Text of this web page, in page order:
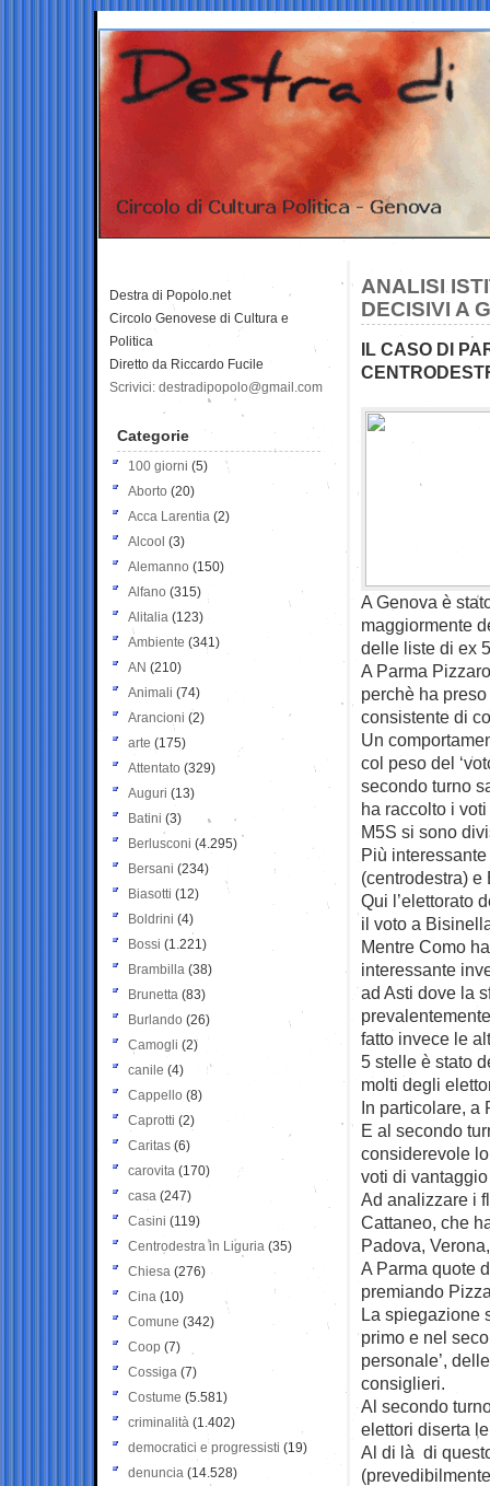
ANALISI
DECISIVI A
IL CASO DI
A Genova è
maggiormente
delle liste di ex
A Parma
perchè ha
consistente di
Un
col peso del
secondo turno
ha raccolto i
M5S si sono
Più
(centrodestra)
Qui l’elettorato
il voto a
Mentre Como
interessante
ad Asti dove la
fatto invece le
5 stelle è stato
molti degli
In particolare, a
E al secondo
considerevole
voti di
Ad analizzare i
Cattaneo, che
Padova,
A Parma quote
premiando
La spiegazione
primo e nel
personale’,
consiglieri.
Al secondo
elettori diserta
Al di là di
Destra di Popolo.net
Circolo Genovese di Cultura e
Politica
Diretto da Riccardo Fucile
Scrivici: destradipopolo@gmail.com
Categorie
100 giorni (5)
Aborto (20)
Acca Larentia (2)
Alcool (3)
Alemanno (150)
Alfano (315)
Alitalia (123)
Ambiente (341)
AN (210)
Animali (74)
Arancioni (2)
arte (175)
Attentato (329)
Auguri (13)
Batini (3)
Berlusconi (4.295)
Bersani (234)
Biasotti (12)
Boldrini (4)
Bossi (1.221)
Brambilla (38)
Brunetta (83)
Burlando (26)
Camogli (2)
canile (4)
Cappello (8)
Caprotti (2)
Caritas (6)
carovita (170)
casa (247)
Casini (119)
Centrodestra in Liguria (35)
Chiesa (276)
Cina (10)
Comune (342)
Coop (7)
Cossiga (7)
Costume (5.581)
criminalità (1.402)
democratici e progressisti (19)
denuncia (14.528)